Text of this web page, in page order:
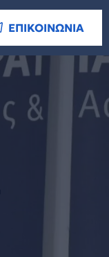
ΕΠΙΚΟΙΝΩΝΙΑ